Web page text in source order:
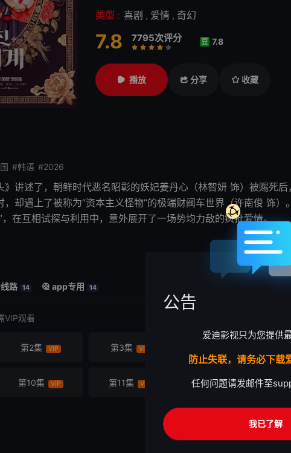
类型 : 喜剧 , 爱情 , 奇幻
7.8 7795次评分
很差
较差还行推荐
力荐
豆 7.8
播放 分享 收藏
#韩语 #2026
》讲述了，朝鲜时代恶名昭彰的妖妃姜丹心（林智妍 饰）被赐死
却遇上了被称为“资本主义怪物”的极端财阀车世界（许南俊 饰）
，在互相试探与利用中，意外展开了一场势均力敌的疯批爱情。
路 14 app专用 14
VIP观看
第2集 VIP 第3集 VIP
第10集 VIP 第11集 VIP 第12集 VIP
公告
爱迪影视只为您提供
防止失联，请务必下载
任何问题请发邮件至
我已了解